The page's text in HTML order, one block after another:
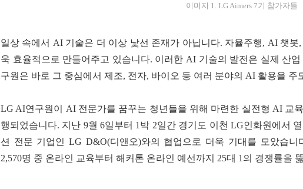
이미지 1. LG Aimers 7기 참가자들
일상 속에서 AI 기술은 더 이상 낯선 존재가 아닙니다. 자율주행, AI 챗
욱 효율적으로 만들어주고 있습니다. 이러한 AI 기술의 발전은 실제 산
구원은 바로 그 중심에서 제조, 전자, 바이오 등 여러 분야의 AI 활용을 주
LG AI연구원이 AI 전문가를 꿈꾸는 청년들을 위해 마련한 실전형 AI 교
행되었습니다. 지난 9월 6일부터 1박 2일간 경기도 이천 LG인화원에서
션 전문 기업인 LG D&O(디앤오)와의 협업으로 더욱 기대를 모았습
2,570명 중 온라인 교육부터 해커톤 온라인 예선까지 25대 1의 경쟁률을